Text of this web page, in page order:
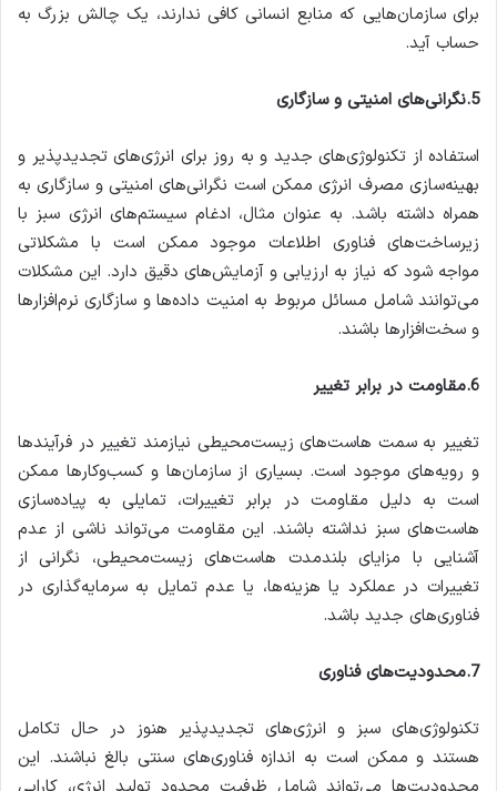
برای سازمان‌هایی که منابع انسانی کافی ندارند، یک چالش بزرگ به
حساب آید.
5.نگرانی‌های امنیتی و سازگاری
استفاده از تکنولوژی‌های جدید و به روز برای انرژی‌های تجدیدپذیر و
بهینه‌سازی مصرف انرژی ممکن است نگرانی‌های امنیتی و سازگاری به
همراه داشته باشد. به عنوان مثال، ادغام سیستم‌های انرژی سبز با
زیرساخت‌های فناوری اطلاعات موجود ممکن است با مشکلاتی
مواجه شود که نیاز به ارزیابی و آزمایش‌های دقیق دارد. این مشکلات
می‌توانند شامل مسائل مربوط به امنیت داده‌ها و سازگاری نرم‌افزارها
و سخت‌افزارها باشند.
6.مقاومت در برابر تغییر
تغییر به سمت هاست‌های زیست‌محیطی نیازمند تغییر در فرآیندها
و رویه‌های موجود است. بسیاری از سازمان‌ها و کسب‌وکارها ممکن
است به دلیل مقاومت در برابر تغییرات، تمایلی به پیاده‌سازی
هاست‌های سبز نداشته باشند. این مقاومت می‌تواند ناشی از عدم
آشنایی با مزایای بلندمدت هاست‌های زیست‌محیطی، نگرانی از
تغییرات در عملکرد یا هزینه‌ها، یا عدم تمایل به سرمایه‌گذاری در
فناوری‌های جدید باشد.
7.محدودیت‌های فناوری
تکنولوژی‌های سبز و انرژی‌های تجدیدپذیر هنوز در حال تکامل
هستند و ممکن است به اندازه فناوری‌های سنتی بالغ نباشند. این